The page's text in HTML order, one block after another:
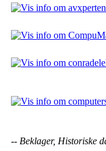
-- Beklager, Historiske